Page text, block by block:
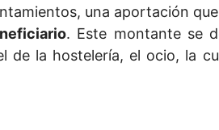
una aportación
. Este montante se
de la hostelería, el ocio, la